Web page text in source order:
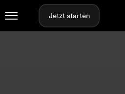
Jetzt starten